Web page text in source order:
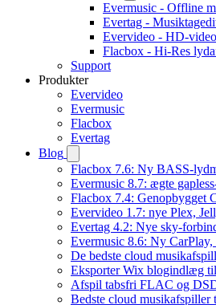
Evermusic - Offline
Evertag -
Evervideo - HD-
Flacbox - Hi-Res
Support
Produkter
Evervideo
Evermusic
Flacbox
Evertag
Blog
Flacbox 7.6: Ny BASS-
Evermusic 8.7: ægte
Flacbox 7.4: Genopbygget
Evervideo 1.7: nye Plex,
Evertag 4.2: Nye sky-
Evermusic 8.6: Ny
De bedste cloud
Eksporter Wix blogindlæg
Afspil tabsfri FLAC og
Bedste cloud musikafspiller